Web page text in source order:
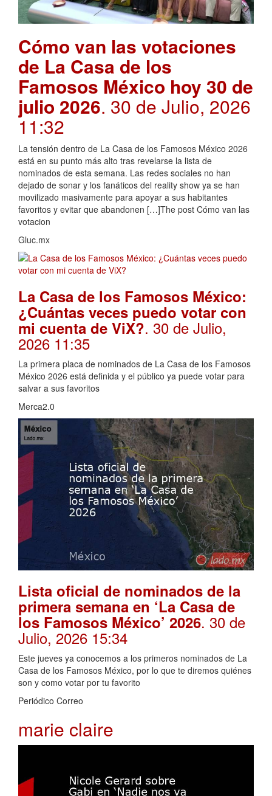
Cómo van las votaciones
de La Casa de los
Famosos México hoy 30 de
julio 2026. 30 de Julio, 2026
11:32
La tensión dentro de La Casa de los Famosos México 2026
está en su punto más alto tras revelarse la lista de
nominados de esta semana. Las redes sociales no han
dejado de sonar y los fanáticos del reality show ya se han
movilizado masivamente para apoyar a sus habitantes
favoritos y evitar que abandonen […]The post Cómo van las
votacion
Gluc.mx
La Casa de los Famosos México:
¿Cuántas veces puedo votar con
mi cuenta de ViX?. 30 de Julio,
2026 11:35
La primera placa de nominados de La Casa de los Famosos
México 2026 está definida y el público ya puede votar para
salvar a sus favoritos
Merca2.0
Lista oficial de nominados de la
primera semana en ‘La Casa de
los Famosos México’ 2026. 30 de
Julio, 2026 15:34
Este jueves ya conocemos a los primeros nominados de La
Casa de los Famosos México, por lo que te diremos quiénes
son y como votar por tu favorito
Periódico Correo
marie claire